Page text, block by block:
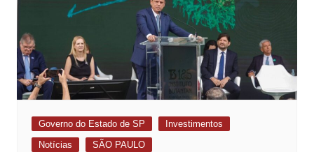
Governo do Estado de SP
Investimentos
Notícias
SÃO PAULO